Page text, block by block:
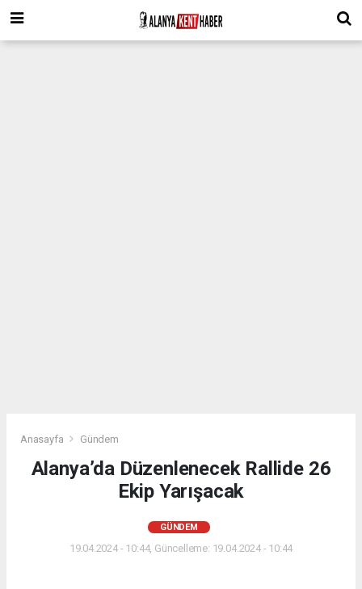
Anasayfa Gündem
Alanya’da Düzenlenecek Rallide 26
Ekip Yarışacak
GÜNDEM
19.04.2024 - 10:44, Güncelleme: 19.04.2024 - 10:44